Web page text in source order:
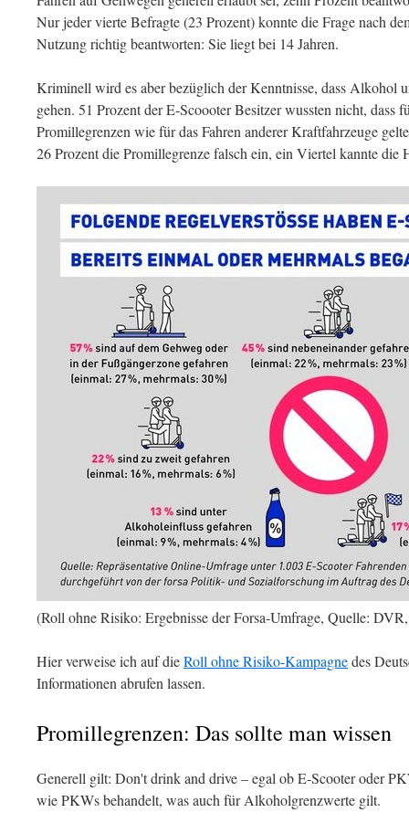
Nur jeder vierte Befragte (23 Prozent) konnte die Frage nach
Nutzung richtig beantworten: Sie liegt bei 14 Jahren.
Kriminell wird es aber bezüglich der Kenntnisse, dass Alkohol
gehen. 51 Prozent der E-Scoooter Besitzer wussten nicht, dass
Promillegrenzen wie für das Fahren anderer Kraftfahrzeuge
26 Prozent die Promillegrenze falsch ein, ein Viertel kannte die
(Roll ohne Risiko: Ergebnisse der Forsa-Umfrage, Quelle:
Hier verweise ich auf dieRoll ohne Risiko-Kampagnedes
Informationen abrufen lassen.
Promillegrenzen: Das sollte man wissen
Generell gilt: Don't drink and drive – egal ob E-Scooter oder
wie PKWs behandelt, was auch für Alkoholgrenzwerte gilt.